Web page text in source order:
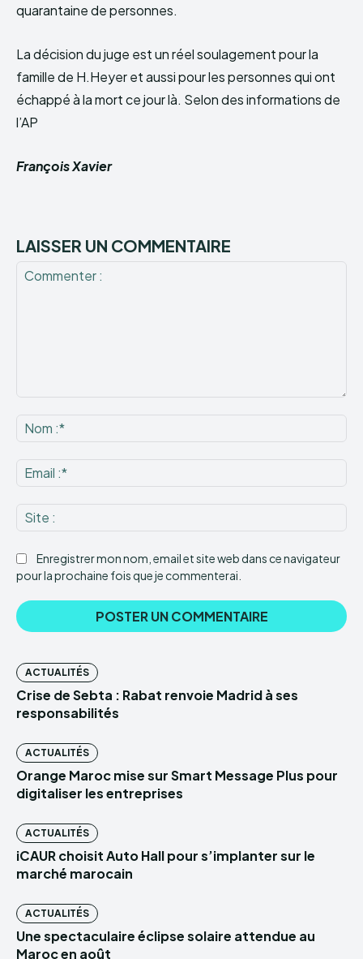
quarantaine de personnes.
La décision du juge est un réel soulagement pour la
famille de H.Heyer et aussi pour les personnes qui ont
échappé à la mort ce jour là. Selon des informations de
l’AP
François Xavier
LAISSER UN COMMENTAIRE
:*
:*
:
Enregistrer mon nom, email et site web dans ce navigateur
pour la prochaine fois que je commenterai.
ACTUALITÉS
Crise de Sebta : Rabat renvoie Madrid à ses
responsabilités
ACTUALITÉS
Orange Maroc mise sur Smart Message Plus pour
digitaliser les entreprises
ACTUALITÉS
iCAUR choisit Auto Hall pour s’implanter sur le
marché marocain
ACTUALITÉS
Une spectaculaire éclipse solaire attendue au
Maroc en août